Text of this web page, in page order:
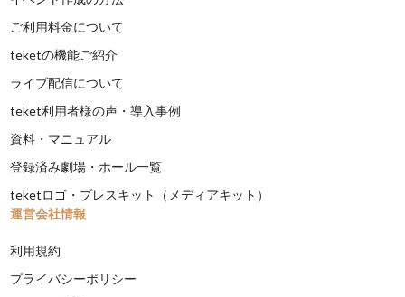
ご利用料金について
teketの機能ご紹介
ライブ配信について
teket利用者様の声・導入事例
資料・マニュアル
登録済み劇場・ホール一覧
teketロゴ・プレスキット（メディアキット）
運営会社情報
利用規約
プライバシーポリシー